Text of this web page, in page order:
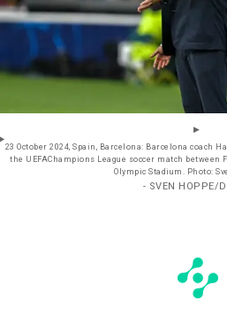
23 October 2024, Spain, Barcelona: Barcelona coach
the UEFAChampions League soccer match between
Olympic Stadium. Photo:
- SVEN HOPPE/